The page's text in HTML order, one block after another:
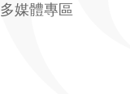
多媒體專區